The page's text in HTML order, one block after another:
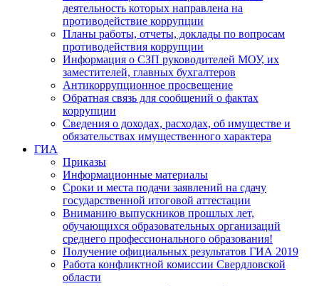
деятельность которых направлена на
противодействие коррупции
Планы работы, отчеты, доклады по вопросам
противодействия коррупции
Информация о СЗП руководителей МОУ, их
заместителей, главных бухгалтеров
Антикоррупционное просвещение
Обратная связь для сообщений о фактах
коррупции
Сведения о доходах, расходах, об имуществе и
обязательствах имущественного характера
ГИА
Приказы
Информационные материалы
Сроки и места подачи заявлений на сдачу
государственной итоговой аттестации
Вниманию выпускников прошлых лет,
обучающихся образовательных организаций
среднего профессионального образования!
Получение официальных результатов ГИА 2019
Работа конфликтной комиссии Свердловской
области